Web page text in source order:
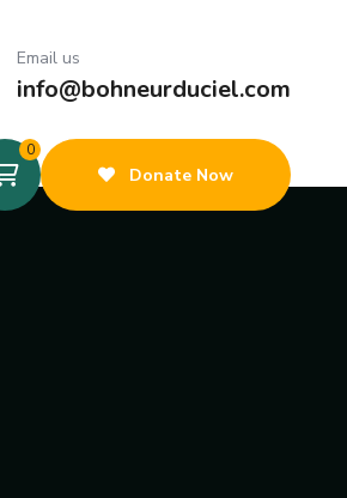
Email us
info@bohneurduciel.com
0
Donate Now